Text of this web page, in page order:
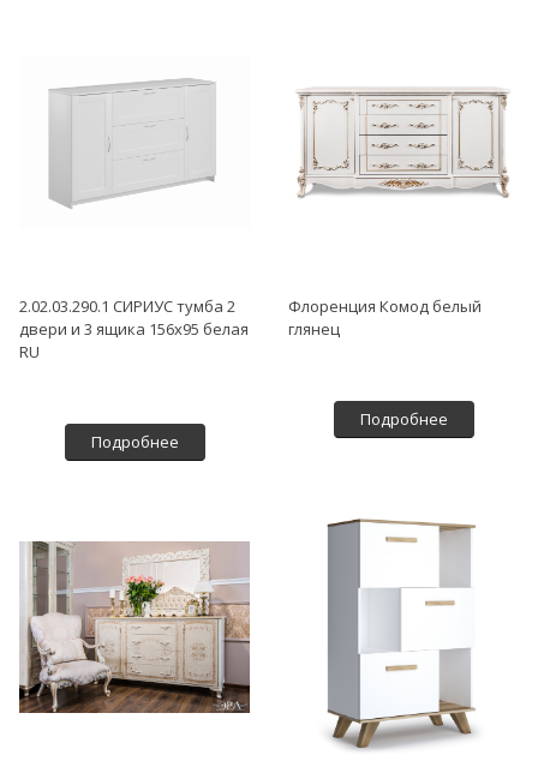
2.02.03.290.1 СИРИУС тумба 2
двери и 3 ящика 156х95 белая
RU
Подробнее
Флоренция Комод белый
глянец
Подробнее